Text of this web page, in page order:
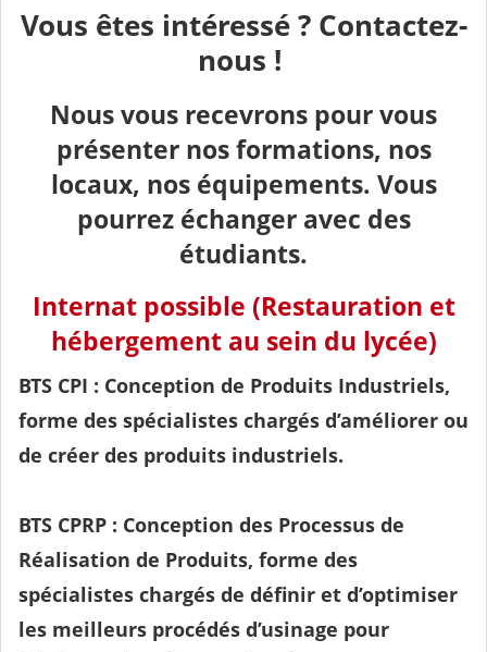
Vous êtes intéressé ? Contactez-
nous !
Nous vous recevrons pour vous
présenter nos formations, nos
locaux, nos équipements. Vous
pourrez échanger avec des
étudiants.
Internat possible (Restauration et
hébergement au sein du lycée)
BTS CPI : Conception de Produits Industriels,
forme des spécialistes chargés d’améliorer ou
de créer des produits industriels.
BTS CPRP : Conception des Processus de
Réalisation de Produits, forme des
spécialistes chargés de définir et d’optimiser
les meilleurs procédés d’usinage pour